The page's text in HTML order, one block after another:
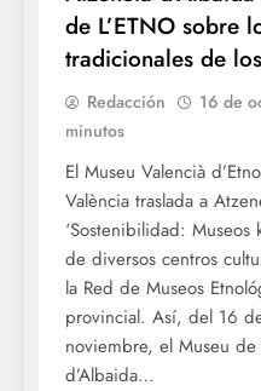
de L’ETNO sobre
tradicionales de
Redacción 16 de
minutos
El Museu Valencià
València traslada a
‘Sostenibilidad:
de diversos centros
la Red de Museos
provincial. Así, del 16
noviembre, el Museu de
d’Albaida…